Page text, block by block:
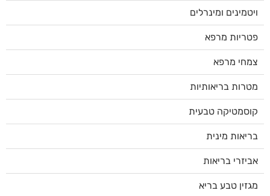
ויטמינים ומינרלים
פטריות מרפא
צמחי מרפא
מטרות בריאותיות
קוסמטיקה טבעית
בריאות מינית
אביזרי בריאות
מגזין טבע בריא